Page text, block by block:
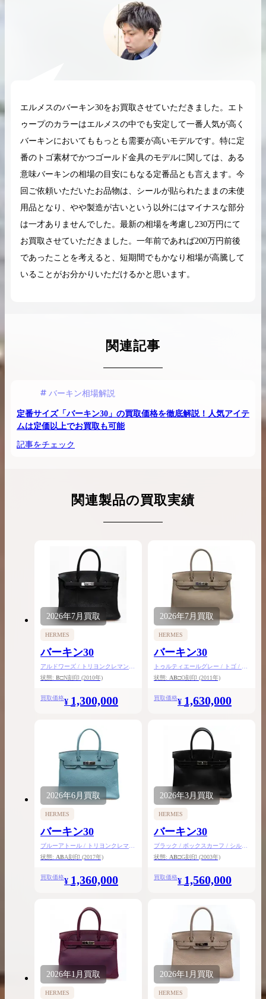
希少なリザード素材のバーキンの買取価格や
高く売るためのポイントを徹底解説
エルメスのバーキン30をお買取させていただきました。エト
ゥープのカラーはエルメスの中でも安定して一番人気が高く
バーキンにおいてももっとも需要が高いモデルです。特に定
番のトゴ素材でかつゴールド金具のモデルに関しては、ある
意味バーキンの相場の目安にもなる定番品とも言えます。今
回ご依頼いただいたお品物は、シールが貼られたままの未使
用品となり、やや製造が古いという以外にはマイナスな部分
は一才ありませんでした。最新の相場を考慮し230万円にて
お買取させていただきました。一年前であれば200万円前後
であったことを考えると、短期間でもかなり相場が高騰して
いることがお分かりいただけるかと思います。
関連記事
バーキン相場解説
定番サイズ「バーキン30」の買取価格を徹底解説！人気アイテ
ムは定価以上でお買取も可能
記事をチェック
関連製品の買取実績
2026年7月 買取
HERMES
バーキン30
アルドワーズ / トリヨンクレマンス
/ シルバー金具
状態: B□N刻印 (2010年)
買取価格¥ 1,300,000
2026年7月 買取
HERMES
バーキン30
トゥルティエールグレー / トゴ / シ
ルバー金具
状態: AB□O刻印 (2011年)
買取価格¥ 1,630,000
2026年6月 買取
HERMES
バーキン30
ブルーアトール / トリヨンクレマン
ス / シルバー金具
状態: ABA刻印 (2017年)
買取価格¥ 1,360,000
2026年3月買取
HERMES
バーキン30
ブラック / ボックスカーフ / シルバ
ー金具
状態: AB□G刻印 (2003年)
買取価格¥ 1,560,000
2026年1月 買取
HERMES
2026年1月 買取
HERMES